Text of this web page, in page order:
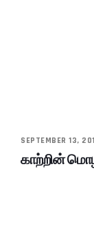
SEPTEMBER 13,
காற்றின்